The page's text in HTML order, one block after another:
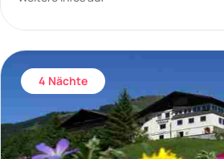
4 Nächte